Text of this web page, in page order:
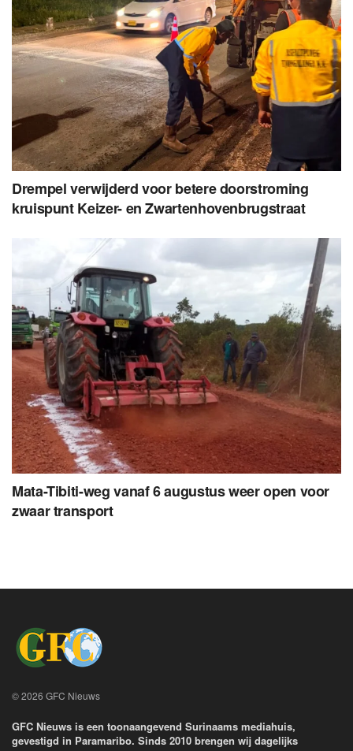
Drempel verwijderd voor betere doorstroming
kruispunt Keizer- en Zwartenhovenbrugstraat
Mata-Tibiti-weg vanaf 6 augustus weer open voor
zwaar transport
© 2026 GFC Nieuws
GFC Nieuws is een toonaangevend Surinaams mediahuis,
gevestigd in Paramaribo. Sinds 2010 brengen wij dagelijks